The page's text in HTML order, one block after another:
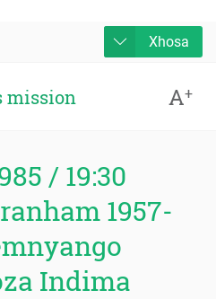
Xhosa
mission A+
/ 19:30
1957-
Indima